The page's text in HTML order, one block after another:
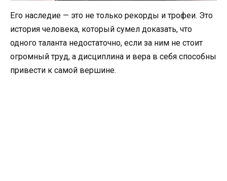
Его наследие — это не только рекорды и трофеи. Это
история человека, который сумел доказать, что
одного таланта недостаточно, если за ним не стоит
огромный труд, а дисциплина и вера в себя способны
привести к самой вершине.